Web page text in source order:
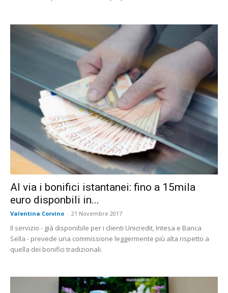
Al via i bonifici istantanei: fino a 15mila
euro disponbili in...
Valentina Corvino - 21 Novembre 2017
Il servizio - già disponibile per i clienti Unicredit, Intesa e Banca
Sella - prevede una commissione leggermente più alta rispetto a
quella dei bonifici tradizionali.